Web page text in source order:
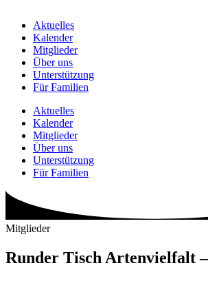
Aktuelles
Kalender
Mitglieder
Über uns
Unterstützung
Für Familien
Aktuelles
Kalender
Mitglieder
Über uns
Unterstützung
Für Familien
Mitglieder
Runder Tisch Artenvielfalt